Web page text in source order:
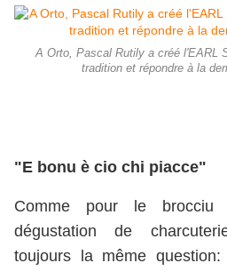
A Orto, Pascal Rutily a créé l'EARL
tradition et répondre à la
"E bonu è cio chi piacce"
Comme pour le
dégustation de
toujours la même